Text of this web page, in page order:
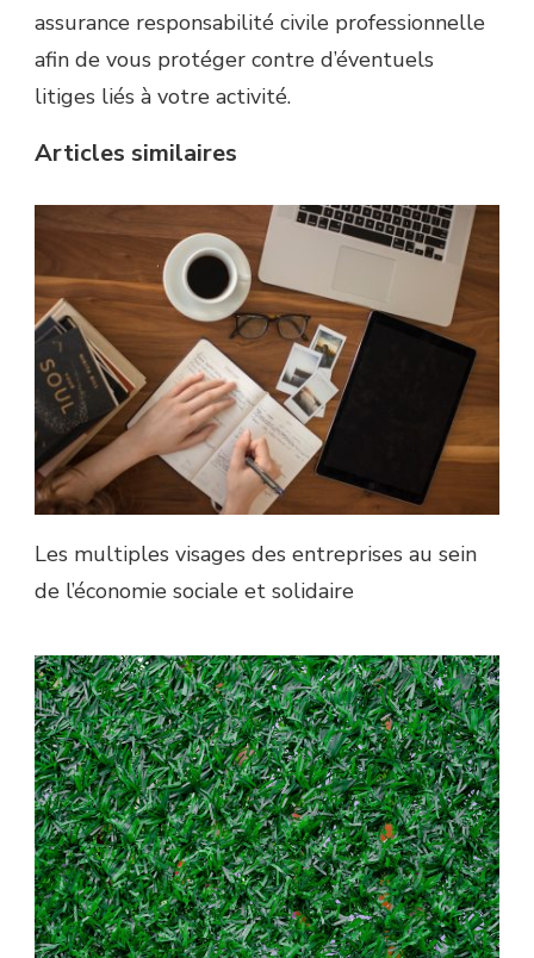
assurance responsabilité civile professionnelle
afin de vous protéger contre d’éventuels
litiges liés à votre activité.
Articles similaires
Les multiples visages des entreprises au sein
de l’économie sociale et solidaire